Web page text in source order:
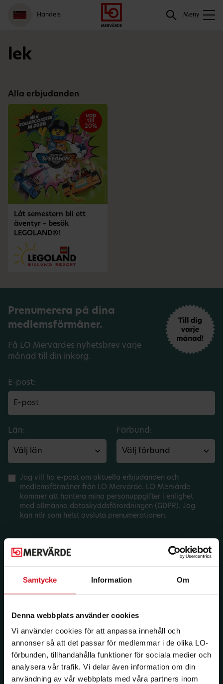
Samtycke Information Om
Denna webbplats använder cookies
Vi använder cookies för att anpassa innehåll och
annonser så att det passar för medlemmar i de olika LO-
förbunden, tillhandahålla funktioner för sociala medier och
analysera vår trafik. Vi delar även information om din
användning av vår webbplats med våra partners inom
Gå
till
meny
Logga
in
Hoppa
till
innehåll
Handels Meny
Sök
lek
Alla erbjudanden
upp
till
20%
Låt semestern bli ett
äventyr – besök
LEGOLAND®!
Prenumerera på dina
medlemsförmåner.
Få LO Mervärdes nyhetsbrev varje
månad till din inkorg.
E-post:
Län: Förbund:
Jag vill ha e-post om aktuella erbjudanden och
medlemsförmåner från LO Mervärde. LO Mervärde
kommer att hantera mina personuppgifter i enlighet
med allmänna dataskyddsförordningen (GDPR). Jag
kan när som helst avsluta prenumerationen.